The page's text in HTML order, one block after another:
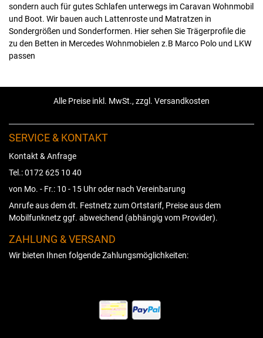
sondern auch für gutes Schlafen unterwegs im Caravan Wohnmobil
und Boot. Wir bauen auch Lattenroste und Matratzen in
Sondergrößen und Sonderformen. Hier sehen Sie Trägerprofile die
zu den Betten in Mercedes Wohnmobielen z.B Marco Polo und LKW
passen
Alle Preise inkl. MwSt., zzgl. Versandkosten
SERVICE & KONTAKT
Kontakt & Anfrage
Tel.: 0172 625 10 40
von Mo. - Fr.: 10 - 15 Uhr oder nach Vereinbarung
Anrufe aus dem dt. Festnetz zum Ortstarif, Preise aus dem
Mobilfunknetz ggf. abweichend (abhängig vom Provider).
ZAHLUNG & VERSAND
Wir bieten Ihnen folgende Zahlungsmöglichkeiten: